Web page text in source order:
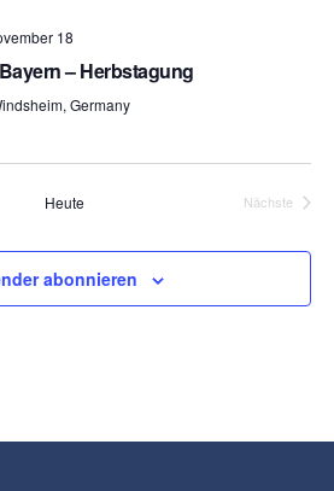
18
– Herbstagung
Germany
Heute
Nächste
abonnieren